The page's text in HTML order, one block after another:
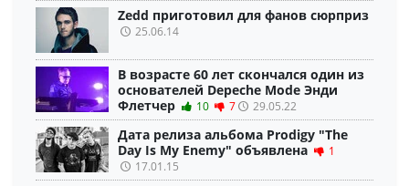
Zedd приготовил для фанов сюрприз
25.06.14
В возрасте 60 лет скончался один из
основателей Depeche Mode Энди
Флетчер
10 7 29.05.22
Дата релиза альбома Prodigy "The
Day Is My Enemy" объявлена
1
17.01.15